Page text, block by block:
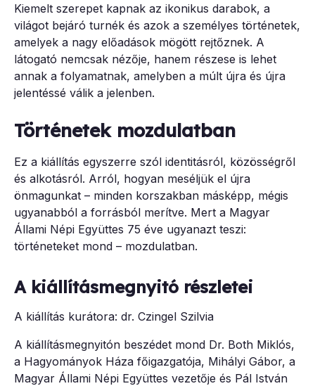
Kiemelt szerepet kapnak az ikonikus darabok, a
világot bejáró turnék és azok a személyes történetek,
amelyek a nagy előadások mögött rejtőznek. A
látogató nemcsak nézője, hanem részese is lehet
annak a folyamatnak, amelyben a múlt újra és újra
jelentéssé válik a jelenben.
Történetek mozdulatban
Ez a kiállítás egyszerre szól identitásról, közösségről
és alkotásról. Arról, hogyan meséljük el újra
önmagunkat – minden korszakban másképp, mégis
ugyanabból a forrásból merítve. Mert a Magyar
Állami Népi Együttes 75 éve ugyanazt teszi:
történeteket mond – mozdulatban.
A kiállításmegnyitó részletei
A kiállítás kurátora: dr. Czingel Szilvia
A kiállításmegnyitón beszédet mond Dr. Both Miklós,
a Hagyományok Háza főigazgatója, Mihályi Gábor, a
Magyar Állami Népi Együttes vezetője és Pál István